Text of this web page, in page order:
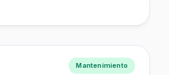
Mantenimiento